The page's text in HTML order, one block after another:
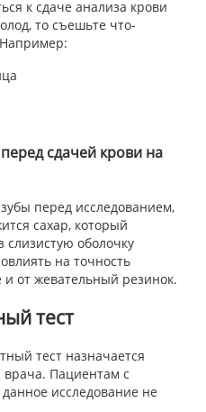
к сдаче анализа крови
то съешьте что-
сдачей крови на
перед исследованием,
сахар, который
слизистую оболочку
на точность
и от жевательный резинок.
тест
тест назначается
врача. Пациентам с
исследование не